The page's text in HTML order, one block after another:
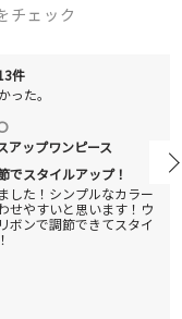
チェック
件
った。
アップワンピース
でスタイルアップ！
した！シンプルなカラー
せやすいと思います！ウ
ボンで調節できてスタイ